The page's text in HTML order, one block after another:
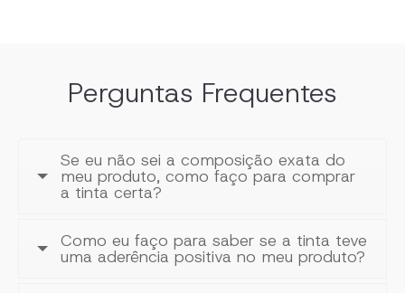
Perguntas Frequentes
Se eu não sei a composição exata do
meu produto, como faço para comprar
a tinta certa?
Como eu faço para saber se a tinta teve
uma aderência positiva no meu produto?